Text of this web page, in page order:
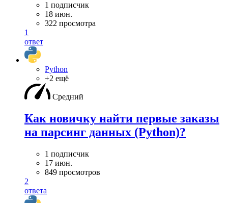
1 подписчик
18 июн.
322 просмотра
1
ответ
Python
+2 ещё
Средний
Как новичку найти первые заказы
на парсинг данных (Python)?
1 подписчик
17 июн.
849 просмотров
2
ответа